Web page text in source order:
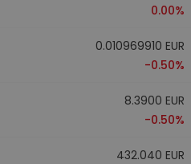
0.00%
0.010969910 EUR
-0.50%
8.3900 EUR
-0.50%
432.040 EUR